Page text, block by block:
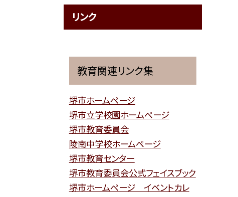
リンク
教育関連リンク集
堺市ホームページ
堺市立学校園ホームページ
堺市教育委員会
陵南中学校ホームページ
堺市教育センター
堺市教育委員会公式フェイスブック
堺市ホームページ イベントカレ